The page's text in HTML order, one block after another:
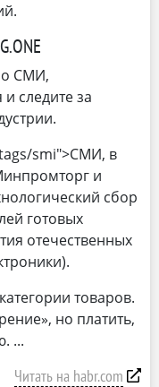
о СМИ,
следите за
smi">СМИ, в
и
сбор
готовых
отечественных
товаров.
но платить,
Читать на habr.com